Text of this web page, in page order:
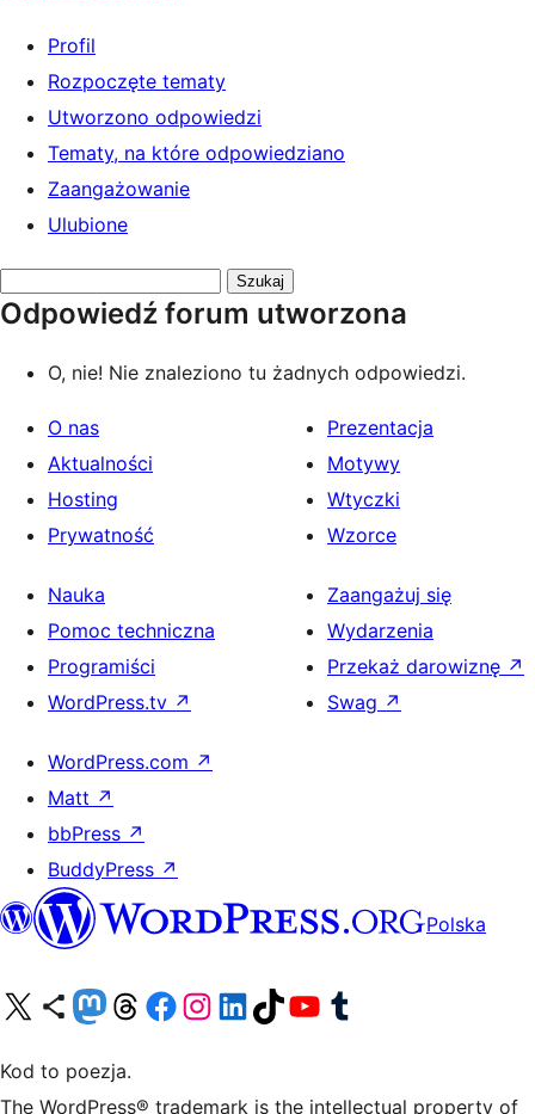
Profil
Rozpoczęte tematy
Utworzono odpowiedzi
Tematy, na które odpowiedziano
Zaangażowanie
Ulubione
odpowiedzi:
Odpowiedź forum utworzona
O, nie! Nie znaleziono tu żadnych odpowiedzi.
O nas
Aktualności
Hosting
Prywatność
Prezentacja
Motywy
Wtyczki
Wzorce
Nauka
Pomoc techniczna
Programiści
WordPress.tv ↗
Zaangażuj się
Wydarzenia
Przekaż darowiznę ↗
Swag ↗
WordPress.com ↗
Matt ↗
bbPress ↗
BuddyPress ↗
Polska
Odwiedź nasze konto X (dawniej Twitter)
Odwiedź nasze konto Bluesky
Odwiedź nasze konto na Mastodoncie
Odwiedź naszego Threadsa
Odwiedź naszego Facebooka
Odwiedź nasze konto na Instagramie
Odwiedź nasze konto na LinkedIn
Odwiedź naszego TikToka
Odwiedź nasz kanał YouTube
Odwiedź naszego Tumblra
Kod to poezja.
The WordPress® trademark is the intellectual property of